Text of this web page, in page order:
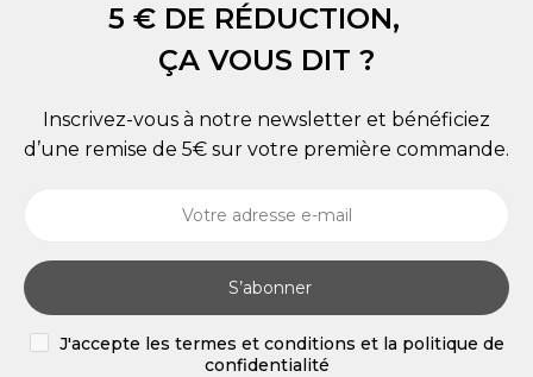
5 € DE RÉDUCTION,
ÇA VOUS DIT ?
Inscrivez-vous à notre newsletter et bénéficiez
d’une remise de 5€ sur votre première commande.
S’abonner
J'accepte les termes et conditions et la politique de
confidentialité